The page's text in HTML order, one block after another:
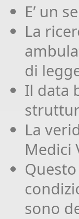
E’ un
La
di
Il data
La
Medici
sono